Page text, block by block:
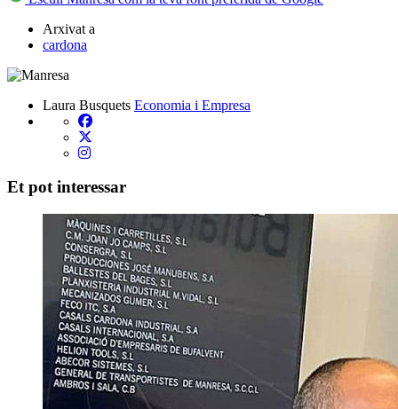
Arxivat a
cardona
Laura Busquets Economia i Empresa
Et pot interessar